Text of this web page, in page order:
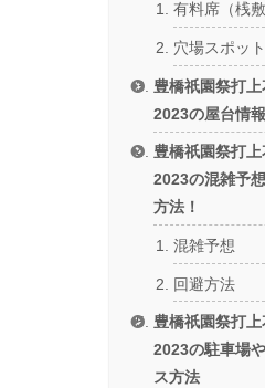
有料席（桟敷
穴場スポット
豊橋祇園祭打
2023の屋台情報
豊橋祇園祭打
2023の混雑予
方法！
混雑予想
回避方法
豊橋祇園祭打
2023の駐車場
ス方法